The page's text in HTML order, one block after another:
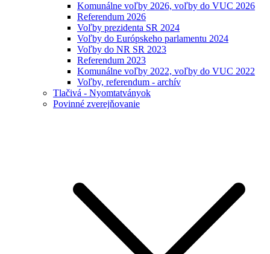
Komunálne voľby 2026, voľby do VUC 2026
Referendum 2026
Voľby prezidenta SR 2024
Voľby do Európskeho parlamentu 2024
Voľby do NR SR 2023
Referendum 2023
Komunálne voľby 2022, voľby do VUC 2022
Voľby, referendum - archív
Tlačivá - Nyomtatványok
Povinné zverejňovanie